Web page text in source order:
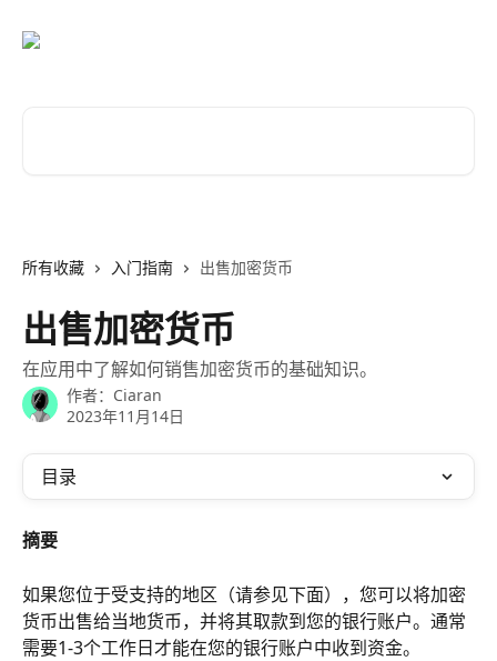
所有收藏 入门指南 出售加密货币
出售加密货币
在应用中了解如何销售加密货币的基础知识。
作者： Ciaran
2023年11月14日
目录
摘要
如果您位于受支持的地区（请参见下面），您可以将加密
货币出售给当地货币，并将其取款到您的银行账户。通常
需要1-3个工作日才能在您的银行账户中收到资金。